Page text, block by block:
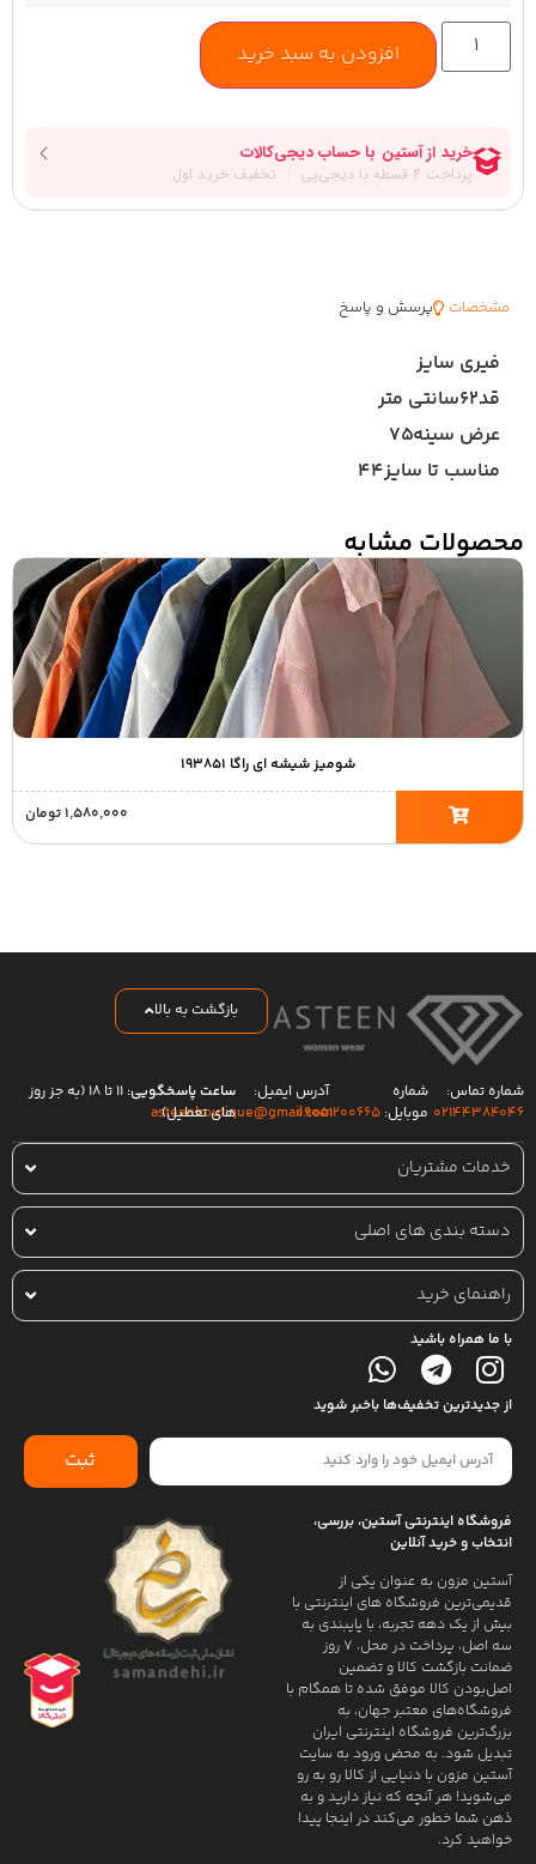
افزودن به سبد خرید
مشخصات پرسش و پاسخ
فیری سایز
قد۶۲سانتی متر
عرض سینه۷۵
مناسب تا سایز۴۴
محصولات مشابه
شومیز شیشه ای راگا ۱۹۳۸۵۱
۱,۵۸۰,۰۰۰تومان
بازگشت به بالا
شماره تماس:
۰۲۱۴۴۳۸۴۰۴۶
شماره
موبایل: ۰۹۰۵۱۲۰۰۶۶۵
آدرس ایمیل:
asteenboutique@gmail.com
ساعت پاسخگویی:
۱۱ تا ۱۸ (به جز روز
های تعطیل)
خدمات مشتریان
دسته بندی های اصلی
راهنمای خرید
با ما همراه باشید
از جدیدترین تخفیف‌ها باخبر شوید
ثبت
فروشگاه اینترنتی آستین، بررسی،
انتخاب و خرید آنلاین
آستین مزون به عنوان یکی از
قدیمی‌ترین فروشگاه های اینترنتی با
بیش از یک دهه تجربه، با پایبندی به
سه اصل، پرداخت در محل، ۷ روز
ضمانت بازگشت کالا و تضمین
اصل‌بودن کالا موفق شده تا همگام با
فروشگاه‌های معتبر جهان، به
بزرگ‌ترین فروشگاه اینترنتی ایران
تبدیل شود. به محض ورود به سایت
آستین مزون با دنیایی از کالا رو به رو
می‌شوید! هر آنچه که نیاز دارید و به
ذهن شما خطور می‌کند در اینجا پیدا
خواهید کرد.